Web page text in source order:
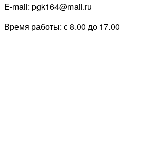
E-mail: pgk164@mail.ru
Время работы: с 8.00 до 17.00